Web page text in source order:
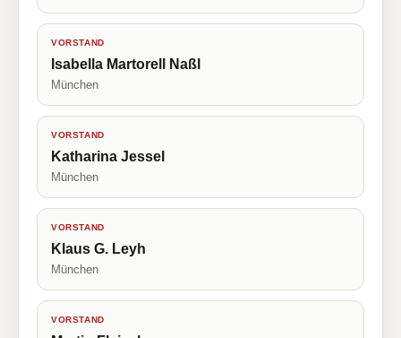
VORSTAND
Isabella Martorell Naßl
München
VORSTAND
Katharina Jessel
München
VORSTAND
Klaus G. Leyh
München
VORSTAND